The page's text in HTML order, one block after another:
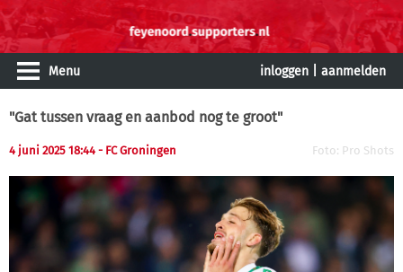
Menu inloggen aanmelden
"Gat tussen vraag en aanbod nog te groot"
4 juni 2025 18:44 - FC Groningen Foto: Pro Shots